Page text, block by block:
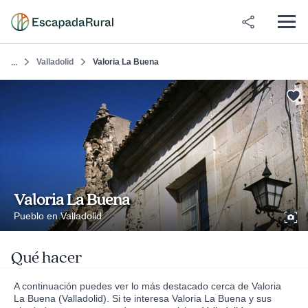
... Valladolid Valoria La Buena
Valoria La Buena
Pueblo en Valladolid
Qué hacer
A continuación puedes ver lo más destacado cerca de Valoria
La Buena (Valladolid). Si te interesa Valoria La Buena y sus